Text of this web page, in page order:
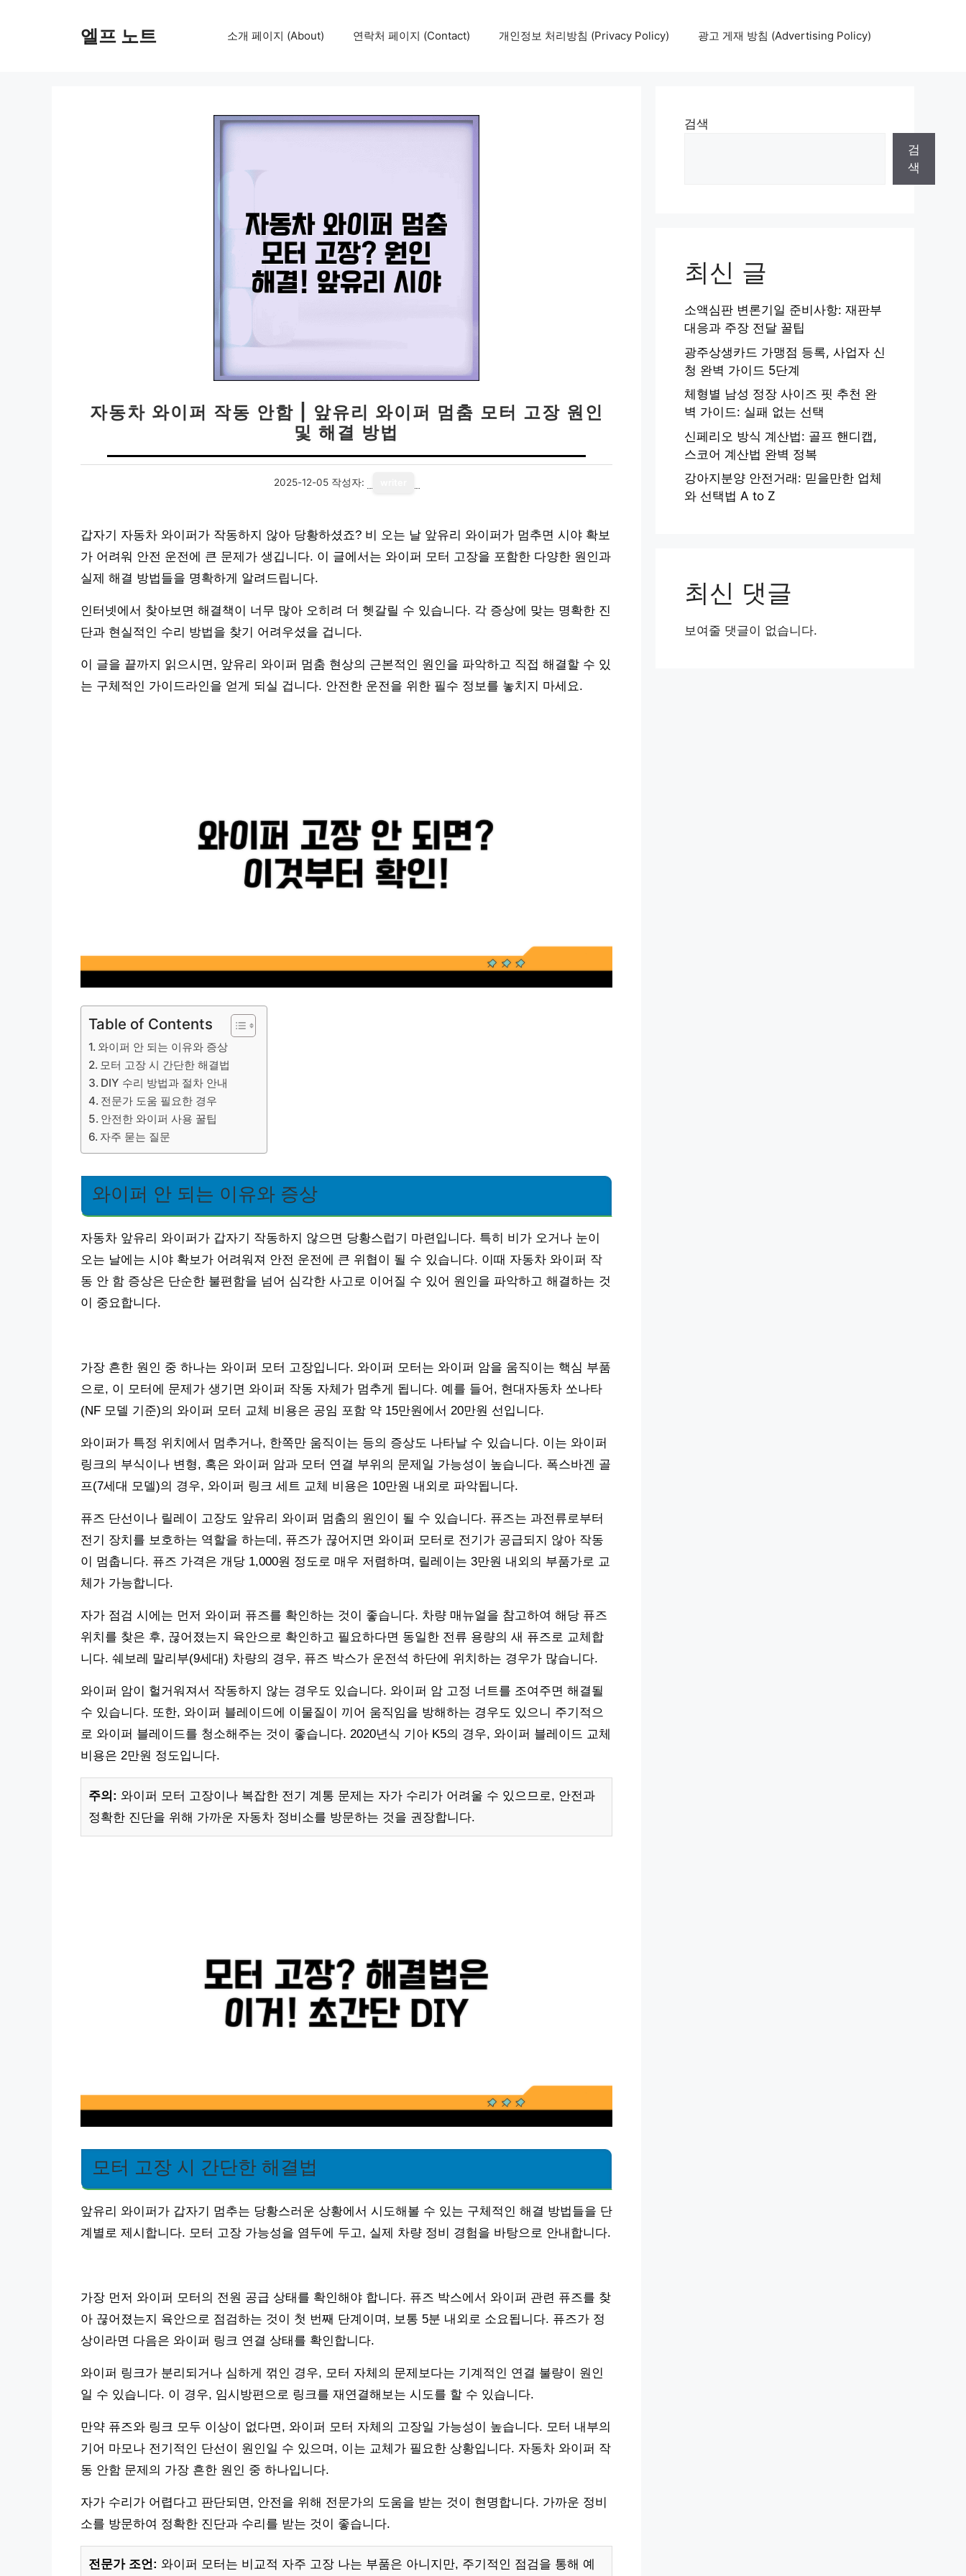
엘프 노트 소개 페이지 (About) 연락처 페이지 (Contact) 개인정보 처리방침 (Privacy Policy) 광고 게재 방침 (Advertising Policy)
자동차 와이퍼 작동 안함 | 앞유리 와이퍼 멈춤 모터 고장 원인
및 해결 방법
2025-12-05 작성자:
갑자기 자동차 와이퍼가 작동하지 않아 당황하셨죠? 비 오는 날 앞유리 와이퍼가 멈추면 시야 확보
가 어려워 안전 운전에 큰 문제가 생깁니다. 이 글에서는 와이퍼 모터 고장을 포함한 다양한 원인과
실제 해결 방법들을 명확하게 알려드립니다.
인터넷에서 찾아보면 해결책이 너무 많아 오히려 더 헷갈릴 수 있습니다. 각 증상에 맞는 명확한 진
단과 현실적인 수리 방법을 찾기 어려우셨을 겁니다.
이 글을 끝까지 읽으시면, 앞유리 와이퍼 멈춤 현상의 근본적인 원인을 파악하고 직접 해결할 수 있
는 구체적인 가이드라인을 얻게 되실 겁니다. 안전한 운전을 위한 필수 정보를 놓치지 마세요.
Table of Contents
와이퍼 안 되는 이유와 증상
모터 고장 시 간단한 해결법
DIY 수리 방법과 절차 안내
전문가 도움 필요한 경우
안전한 와이퍼 사용 꿀팁
자주 묻는 질문
와이퍼 안 되는 이유와 증상
자동차 앞유리 와이퍼가 갑자기 작동하지 않으면 당황스럽기 마련입니다. 특히 비가 오거나 눈이
오는 날에는 시야 확보가 어려워져 안전 운전에 큰 위협이 될 수 있습니다. 이때 자동차 와이퍼 작
동 안 함 증상은 단순한 불편함을 넘어 심각한 사고로 이어질 수 있어 원인을 파악하고 해결하는 것
이 중요합니다.
가장 흔한 원인 중 하나는 와이퍼 모터 고장입니다. 와이퍼 모터는 와이퍼 암을 움직이는 핵심 부품
으로, 이 모터에 문제가 생기면 와이퍼 작동 자체가 멈추게 됩니다. 예를 들어, 현대자동차 쏘나타
(NF 모델 기준)의 와이퍼 모터 교체 비용은 공임 포함 약 15만원에서 20만원 선입니다.
와이퍼가 특정 위치에서 멈추거나, 한쪽만 움직이는 등의 증상도 나타날 수 있습니다. 이는 와이퍼
링크의 부식이나 변형, 혹은 와이퍼 암과 모터 연결 부위의 문제일 가능성이 높습니다. 폭스바겐 골
프(7세대 모델)의 경우, 와이퍼 링크 세트 교체 비용은 10만원 내외로 파악됩니다.
퓨즈 단선이나 릴레이 고장도 앞유리 와이퍼 멈춤의 원인이 될 수 있습니다. 퓨즈는 과전류로부터
전기 장치를 보호하는 역할을 하는데, 퓨즈가 끊어지면 와이퍼 모터로 전기가 공급되지 않아 작동
이 멈춥니다. 퓨즈 가격은 개당 1,000원 정도로 매우 저렴하며, 릴레이는 3만원 내외의 부품가로 교
체가 가능합니다.
자가 점검 시에는 먼저 와이퍼 퓨즈를 확인하는 것이 좋습니다. 차량 매뉴얼을 참고하여 해당 퓨즈
위치를 찾은 후, 끊어졌는지 육안으로 확인하고 필요하다면 동일한 전류 용량의 새 퓨즈로 교체합
니다. 쉐보레 말리부(9세대) 차량의 경우, 퓨즈 박스가 운전석 하단에 위치하는 경우가 많습니다.
와이퍼 암이 헐거워져서 작동하지 않는 경우도 있습니다. 와이퍼 암 고정 너트를 조여주면 해결될
수 있습니다. 또한, 와이퍼 블레이드에 이물질이 끼어 움직임을 방해하는 경우도 있으니 주기적으
로 와이퍼 블레이드를 청소해주는 것이 좋습니다. 2020년식 기아 K5의 경우, 와이퍼 블레이드 교체
비용은 2만원 정도입니다.
주의: 와이퍼 모터 고장이나 복잡한 전기 계통 문제는 자가 수리가 어려울 수 있으므로, 안전과
정확한 진단을 위해 가까운 자동차 정비소를 방문하는 것을 권장합니다.
모터 고장 시 간단한 해결법
앞유리 와이퍼가 갑자기 멈추는 당황스러운 상황에서 시도해볼 수 있는 구체적인 해결 방법들을 단
계별로 제시합니다. 모터 고장 가능성을 염두에 두고, 실제 차량 정비 경험을 바탕으로 안내합니다.
가장 먼저 와이퍼 모터의 전원 공급 상태를 확인해야 합니다. 퓨즈 박스에서 와이퍼 관련 퓨즈를 찾
아 끊어졌는지 육안으로 점검하는 것이 첫 번째 단계이며, 보통 5분 내외로 소요됩니다. 퓨즈가 정
상이라면 다음은 와이퍼 링크 연결 상태를 확인합니다.
와이퍼 링크가 분리되거나 심하게 꺾인 경우, 모터 자체의 문제보다는 기계적인 연결 불량이 원인
일 수 있습니다. 이 경우, 임시방편으로 링크를 재연결해보는 시도를 할 수 있습니다.
만약 퓨즈와 링크 모두 이상이 없다면, 와이퍼 모터 자체의 고장일 가능성이 높습니다. 모터 내부의
기어 마모나 전기적인 단선이 원인일 수 있으며, 이는 교체가 필요한 상황입니다. 자동차 와이퍼 작
동 안함 문제의 가장 흔한 원인 중 하나입니다.
자가 수리가 어렵다고 판단되면, 안전을 위해 전문가의 도움을 받는 것이 현명합니다. 가까운 정비
소를 방문하여 정확한 진단과 수리를 받는 것이 좋습니다.
전문가 조언: 와이퍼 모터는 비교적 자주 고장 나는 부품은 아니지만, 주기적인 점검을 통해 예
검색
검
색
최신 글
소액심판 변론기일 준비사항: 재판부
대응과 주장 전달 꿀팁
광주상생카드 가맹점 등록, 사업자 신
청 완벽 가이드 5단계
체형별 남성 정장 사이즈 핏 추천 완
벽 가이드: 실패 없는 선택
신페리오 방식 계산법: 골프 핸디캡,
스코어 계산법 완벽 정복
강아지분양 안전거래: 믿을만한 업체
와 선택법 A to Z
최신 댓글
보여줄 댓글이 없습니다.